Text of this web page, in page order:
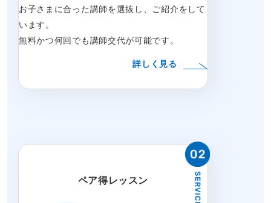
お子さまに合った講師を選抜し、ご紹介をして
います。
無料かつ何回でも講師交代が可能です。
詳しく見る
ペア得レッスン